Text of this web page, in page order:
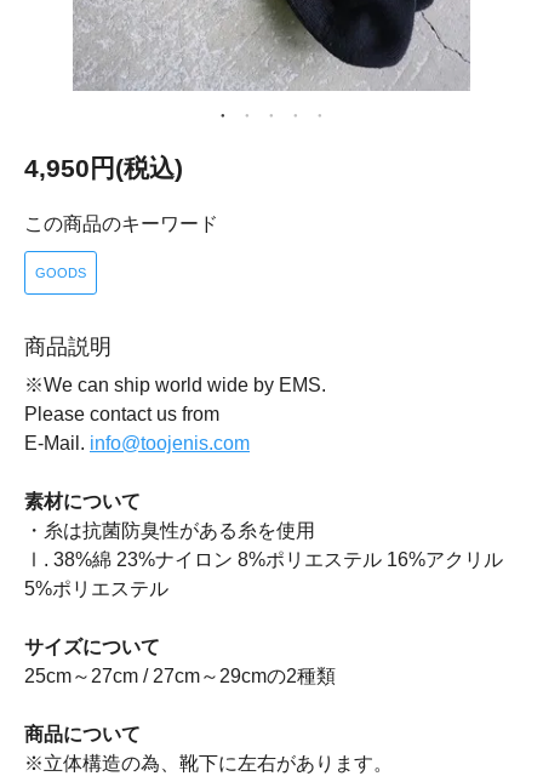
4,950円(税込)
この商品のキーワード
GOODS
商品説明
※We can ship world wide by EMS.
Please contact us from
E-Mail. info@toojenis.com
素材について
・糸は抗菌防臭性がある糸を使用
Ⅰ. 38%綿 23%ナイロン 8%ポリエステル 16%アクリル
5%ポリエステル
サイズについて
25cm～27cm / 27cm～29cmの2種類
商品について
※立体構造の為、靴下に左右があります。